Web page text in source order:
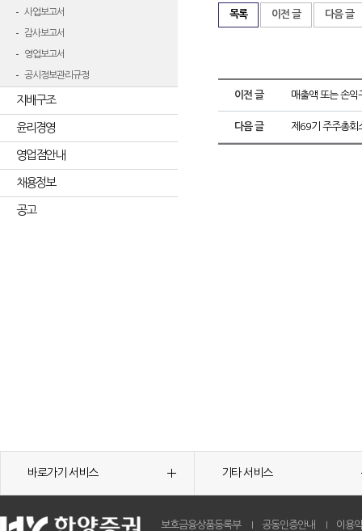
사업보고서
감사보고서
영업보고서
공시정보관리규정
지배구조
윤리경영
영업점안내
채용정보
공고
목록 이전 글 다음 글
이전 글 매출액 또는 손
다음 글 제69기 주주총회
바로가기 서비스 기타 서비스
보호금융상품등록부 공동인증안내 이용